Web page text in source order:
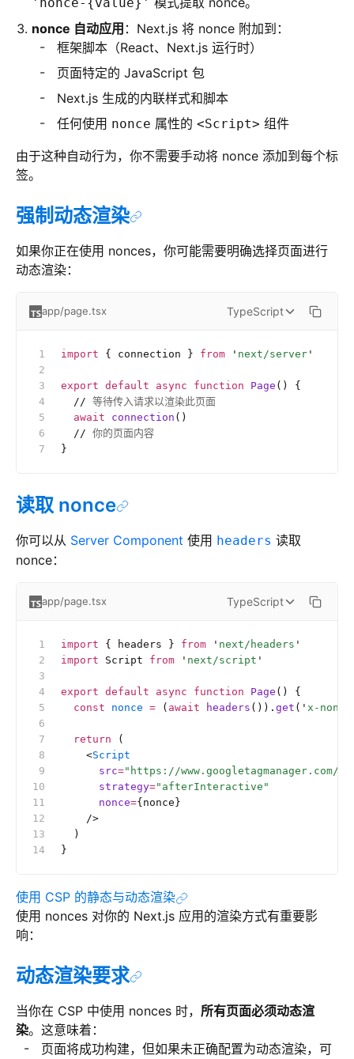
nonce 自动应用 ：Next.js 将 nonce 附加到：
框架脚本（React、Next.js 运行时）
页面特定的 JavaScript 包
Next.js 生成的内联样式和脚本
任何使用 nonce 属性的 <Script> 组件
由于这种自动行为，你不需要手动将 nonce 添加到每个标
签。
强制动态渲染
如果你正在使用 nonces，你可能需要明确选择页面进行
动态渲染：
app/page.tsx TypeScript
import { connection } from ' next/server '
export default async function Page () {
  //
等待传入请求以渲染此页面
  await
connection ()
  //
你的页面内容
}
读取 nonce
你可以从 Server Component 使用 headers 读取
nonce：
app/page.tsx TypeScript
import { headers } from ' next/headers '
import Script from ' next/script '
export default async function Page () {
  const
nonce = ( await headers ()). get ( ' x-nonce
  return
(
    <
Script
      src
="https://www.googletagmanager.com/
      strategy
="afterInteractive"
      nonce
={nonce}
    />
  )
}
使用 CSP 的静态与动态渲染
使用 nonces 对你的 Next.js 应用的渲染方式有重要影
响：
动态渲染要求
当你在 CSP 中使用 nonces 时， 所有页面必须动态渲
染。这意味着：
页面将成功构建，但如果未正确配置为动态渲染，可